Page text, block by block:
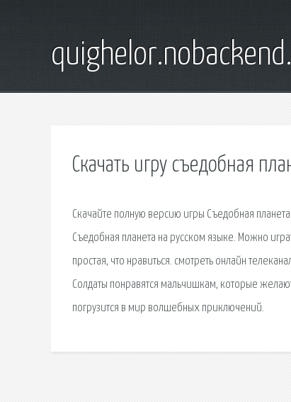
Скачать игру съедобная
Скачайте полную версию игры Съедобная
Съедобная планета на русском языке. Можно
простая, что нравиться. смотреть онлайн
Солдаты понравятся мальчишкам, которые
погрузится в мир волшебных приключений.